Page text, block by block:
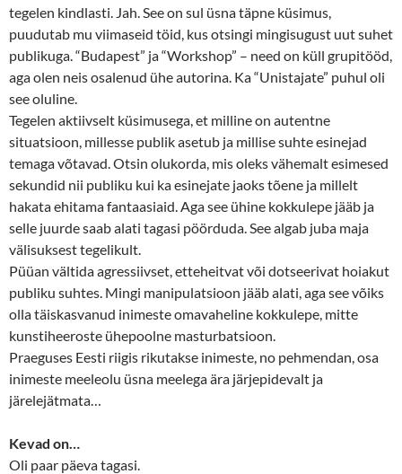
tegelen kindlasti. Jah. See on sul üsna täpne küsimus,
puudutab mu viimaseid töid, kus otsingi mingisugust uut suhet
publikuga. “Budapest” ja “Workshop” – need on küll grupitööd,
aga olen neis osalenud ühe autorina. Ka “Unistajate” puhul oli
see oluline.
Tegelen aktiivselt küsimusega, et milline on autentne
situatsioon, millesse publik asetub ja millise suhte esinejad
temaga võtavad. Otsin olukorda, mis oleks vähemalt esimesed
sekundid nii publiku kui ka esinejate jaoks tõene ja millelt
hakata ehitama fantaasiaid. Aga see ühine kokkulepe jääb ja
selle juurde saab alati tagasi pöörduda. See algab juba maja
välisuksest tegelikult.
Püüan vältida agressiivset, etteheitvat või dotseerivat hoiakut
publiku suhtes. Mingi manipulatsioon jääb alati, aga see võiks
olla täiskasvanud inimeste omavaheline kokkulepe, mitte
kunstiheeroste ühepoolne masturbatsioon.
Praeguses Eesti riigis rikutakse inimeste, no pehmendan, osa
inimeste meeleolu üsna meelega ära järjepidevalt ja
järelejätmata…
Kevad on…
Oli paar päeva tagasi.